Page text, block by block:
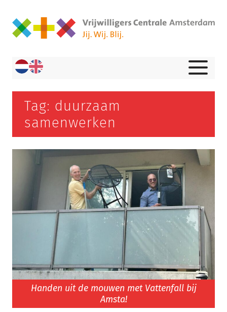
Tag: duurzaam
samenwerken
Handen uit de mouwen met Vattenfall bij
Amsta!